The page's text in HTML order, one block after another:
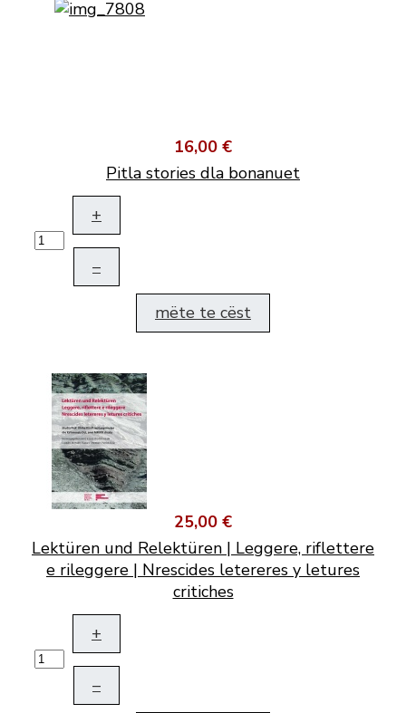
16,00 €
Pitla stories dla bonanuet
+
–
mëte te cëst
25,00 €
Lektüren und Relektüren | Leggere, riflettere
e rileggere | Nrescides letereres y letures
critiches
+
–